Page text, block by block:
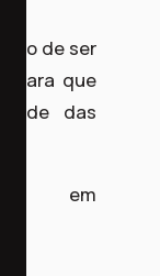
de ser
para que
das
em